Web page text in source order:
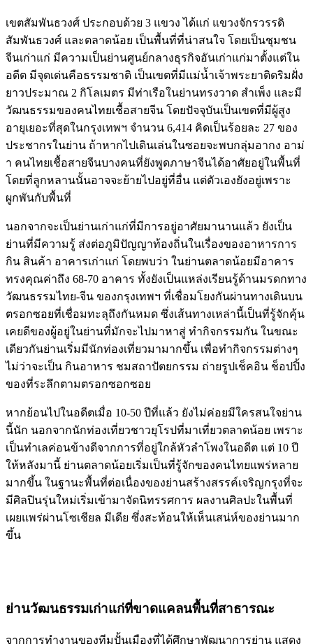
เขตสัมพันธวงศ์ ประกอบด้วย 3 แขวง ได้แก่ แขวงจักรวรรดิ
สัมพันธวงศ์ และตลาดน้อย เป็นพื้นที่ที่น่าสนใจ โดยเป็นชุมชน
จีนเก่าแก่ มีความเป็นย่านศูนย์กลางธุรกิจอันเก่าแก่มาตั้งแต่ใน
อดีต มีจุดเด่นคือธรรมชาติ เป็นเขตที่มีแม่น้ำเจ้าพระยาติดริมฝั่ง
ยาวประมาณ 2 กิโลเมตร มีท่าเรือในย่านทรงวาด สำเพ็ง และมี
วัฒนธรรมของคนไทยเชื้อสายจีน โดยปัจจุบันเป็นเขตที่มีผู้สูง
อายุเยอะที่สุดในกรุงเทพฯ จำนวน 6,414 คิดเป็นร้อยละ 27 ของ
ประชากรในย่าน ถ้าหากไปเดินเล่นในซอยจะพบกลุ่มอากง อาม่
า คนไทยเชื้อสายจีนบางคนที่ยังพูดภาษาจีนได้อาศัยอยู่ในพื้นที่
โดยที่ลูกหลานนั้นอาจจะย้ายไปอยู่ที่อื่น แต่ตัวเองยังอยู่เพราะ
ผูกพันกับพื้นที่
นอกจากจะเป็นย่านเก่าแก่ที่มีการอยู่อาศัยมานานแล้ว ยังเป็น
ย่านที่มีความรู้ ส่งต่อภูมิปัญญาท้องถิ่นในเรื่องของอาหารการ
กิน สินค้า อาคารเก่าแก่ โดยพบว่า ในย่านตลาดน้อยมีอาคาร
ทรงคุณค่าถึง 68-70 อาคาร ทั้งยังเป็นแหล่งเรียนรู้ด้านมรดกทาง
วัฒนธรรมไทย-จีน ของกรุงเทพฯ ที่เชื่อมโยงกันผ่านทางเดินบน
ตรอกซอยที่เชื่อมทะลุถึงกันหมด ซึ่งเส้นทางเหล่านี้เป็นที่รู้จักคุ้น
เคยดีของผู้อยู่ในย่านที่มักจะไปมาหาสู่ ทำกิจกรรมกัน ในขณะ
เดียวกันย่านเริ่มมีนักท่องเที่ยวมามากขึ้น เพื่อทำกิจกรรมต่างๆ
ไม่ว่าจะเป็น กินอาหาร ชมสถาปัตยกรรม ถ่ายรูปเช็คอิน ช็อปปิ้ง
ของที่ระลึกตามตรอกซอกซอย
หากย้อนไปในอดีตเมื่อ 10-50 ปีที่แล้ว ยังไม่ค่อยมีใครสนใจย่าน
นี้นัก นอกจากนักท่องเที่ยวชาวยุโรปที่มาเที่ยวตลาดน้อย เพราะ
เป็นทำเลค่อนข้างดีจากการที่อยู่ใกล้หัวลำโพงในอดีต แต่ 10 ปี
ให้หลังมานี้ ย่านตลาดน้อยเริ่มเป็นที่รู้จักของคนไทยแพร่หลาย
มากขึ้น ในฐานะพื้นที่ต่อเนื่องของย่านสร้างสรรค์เจริญกรุงที่จะ
มีศิลปินรุ่นใหม่เริ่มเข้ามาจัดนิทรรศการ ผลงานศิลปะในพื้นที่
เผยแพร่ผ่านโซเชียล มีเดีย ซึ่งสะท้อนให้เห็นเสน่ห์ของย่านมาก
ขึ้น
ย่านวัฒนธรรมเก่าแก่ที่ขาดแคลนพื้นที่สาธารณะ
จากการทำงานของทีมปั้นเมืองที่ได้ศึกษาพัฒนาการย่าน แสดง